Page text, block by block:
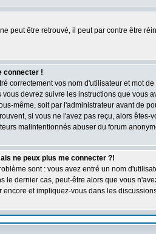
peut être retrouvé, il peut par contre être
connecter !
correctement vos nom d'utilisateur et mot
devrez suivre les instructions que vous
même, soit par l'administrateur avant de
si vous ne l'avez pas reçu, alors
malintentionnés abuser du forum
ne peux plus me connecter ?!
sont : vous avez entré un nom
le dernier cas, peut-être alors que vous
et impliquez-vous dans les